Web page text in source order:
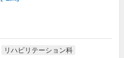
リハビリテーション科